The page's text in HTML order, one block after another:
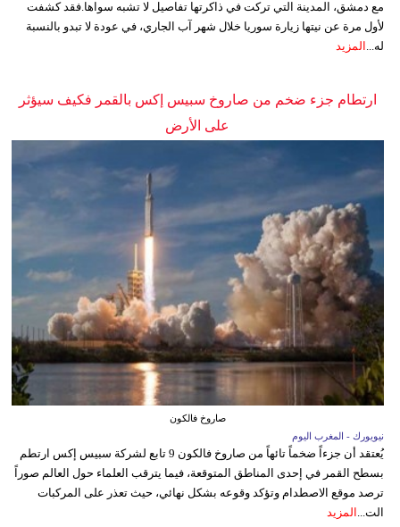
مع دمشق، المدينة التي تركت في ذاكرتها تفاصيل لا تشبه سواها.فقد كشفت
لأول مرة عن نيتها زيارة سوريا خلال شهر آب الجاري، في عودة لا تبدو بالنسبة
له... المزيد
ارتطام جزء ضخم من صاروخ سبيس إكس بالقمر فكيف سيؤثر
على الأرض
صاروخ فالكون
نيويورك - المغرب اليوم
يُعتقد أن جزءاً ضخماً تائهاً من صاروخ فالكون 9 تابع لشركة سبيس إكس ارتطم
بسطح القمر في إحدى المناطق المتوقعة، فيما يترقب العلماء حول العالم صوراً
ترصد موقع الاصطدام وتؤكد وقوعه بشكل نهائي، حيث تعذر على المركبات
الت... المزيد